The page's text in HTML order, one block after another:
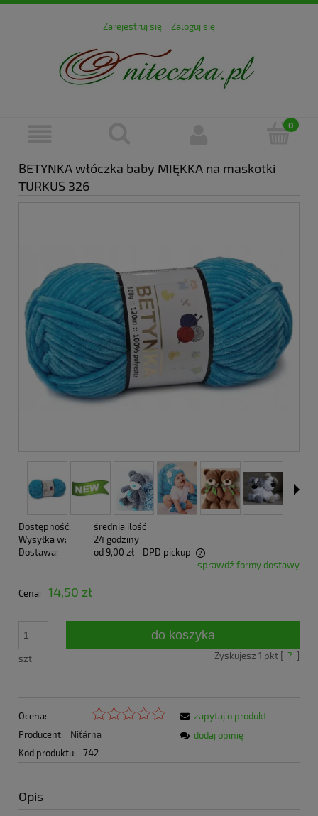
Zarejestruj się Zaloguj się
BETYNKA włóczka baby MIĘKKA na maskotki
TURKUS 326
Dostępność:
średnia ilość
Wysyłka w:
24 godziny
Dostawa:
od 9,00 zł - DPD pickup
Cena nie zawiera ewentualnych kosztów płatnościsprawdź formy dostawy
Cena: 14,50 zł
szt.
do koszyka
Zyskujesz 1 pkt [ ? ]
Ocena:
Producent:
Niťárna
Kod produktu:
742
zapytaj o produkt
dodaj opinię
Opis